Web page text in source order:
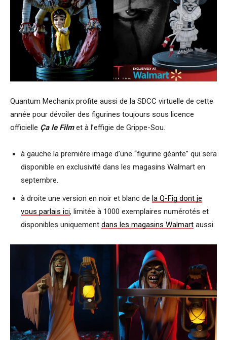
Quantum Mechanix profite aussi de la SDCC virtuelle de cette
année pour dévoiler des figurines toujours sous licence
officielle Ça le Filmet à l’effigie de Grippe-Sou.
à gauche la première image d’une “figurine géante” qui sera
disponible en exclusivité dans les magasins Walmart en
septembre.
à droite une version en noir et blanc de la Q-Fig dont je
vous parlais ici, limitée à 1000 exemplaires numérotés et
disponibles uniquement dans les magasins Walmart aussi.